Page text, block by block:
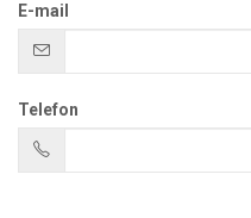
E-mail
Telefon